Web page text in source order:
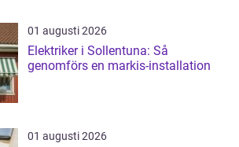
01 augusti 2026
Elektriker i Sollentuna: Så
genomförs en markis-installation
01 augusti 2026